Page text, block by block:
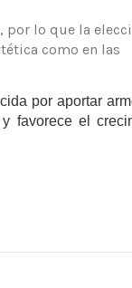
por lo que la
como en las
por aportar
favorece el